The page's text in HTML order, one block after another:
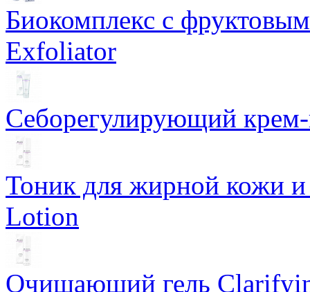
Биокомплекс с
Exfoliator
Себорегулирующий
Тоник для жирной кожи
Lotion
Очищающий гель